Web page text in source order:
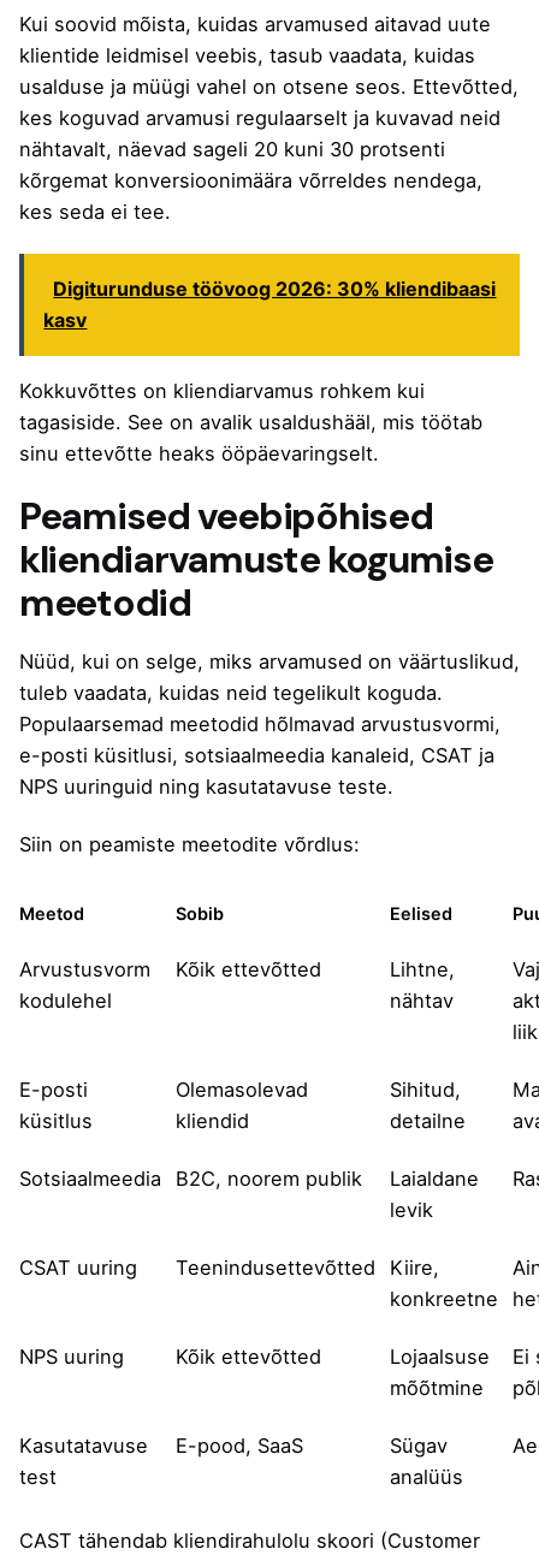
Kui soovid mõista, kuidas arvamused aitavad uute
klientide leidmisel veebis, tasub vaadata, kuidas
usalduse ja müügi vahel on otsene seos. Ettevõtted,
kes koguvad arvamusi regulaarselt ja kuvavad neid
nähtavalt, näevad sageli 20 kuni 30 protsenti
kõrgemat konversioonimäära võrreldes nendega,
kes seda ei tee.
Digiturunduse töövoog 2026: 30% kliendibaasi
kasv
Kokkuvõttes on kliendiarvamus rohkem kui
tagasiside. See on avalik usaldushääl, mis töötab
sinu ettevõtte heaks ööpäevaringselt.
Peamised veebipõhised
kliendiarvamuste kogumise
meetodid
Nüüd, kui on selge, miks arvamused on väärtuslikud,
tuleb vaadata, kuidas neid tegelikult koguda.
Populaarsemad meetodid hõlmavad arvustusvormi,
e-posti küsitlusi, sotsiaalmeedia kanaleid, CSAT ja
NPS uuringuid ning kasutatavuse teste.
Siin on peamiste meetodite võrdlus:
Meetod Sobib Eelised
Arvustusvorm
kodulehel
Kõik ettevõtted
Lihtne,
nähtav
E-posti
küsitlus
Olemasolevad
kliendid
Sihitud,
detailne
Sotsiaalmeedia B2C, noorem publik
Laialdane
levik
CSAT uuring Teenindusettevõtted
Kiire,
konkreetne
NPS uuring Kõik ettevõtted
Lojaalsuse
mõõtmine
Ei
Kasutatavuse
test
E-pood, SaaS
Sügav
analüüs
CAST tähendab kliendirahulolu skoori (Customer